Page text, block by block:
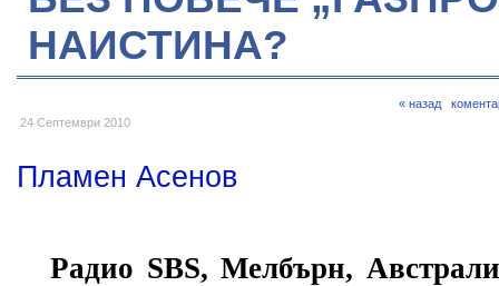
НАИСТИНА?
24 Септември 2010
« назад
Пламен Асенов
Радио SBS, Мелбърн,